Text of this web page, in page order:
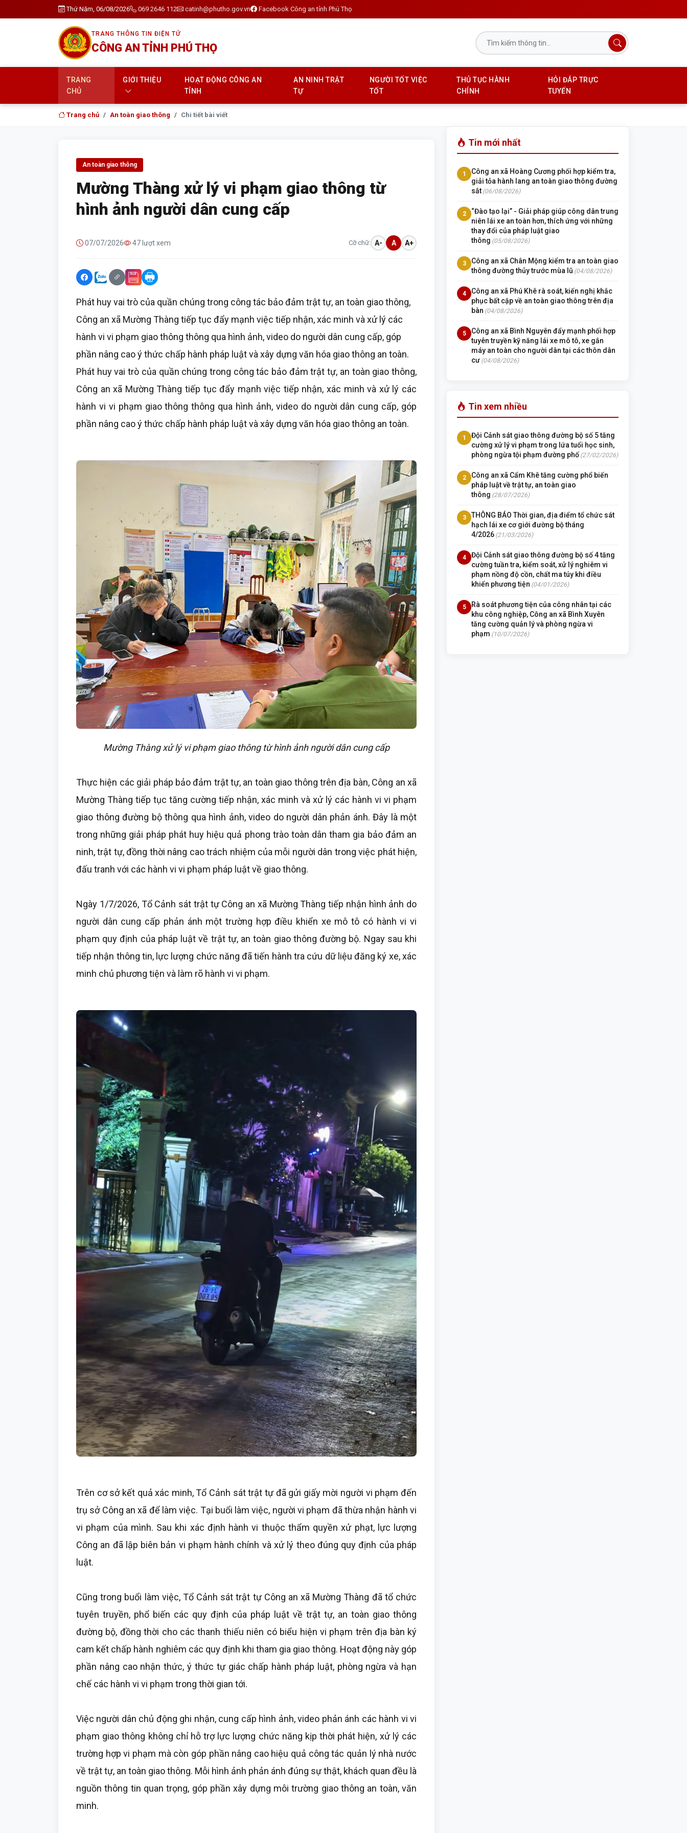
Thứ Năm, 06/08/2026 069 2646 112 catinh@phutho.gov.vn Facebook Công an tỉnh Phú Thọ
TRANG THÔNG TIN ĐIỆN TỬ
CÔNG AN TỈNH PHÚ THỌ
TRANG
CHỦ
GIỚI THIỆU
HOẠT ĐỘNG CÔNG AN
TỈNH
AN NINH TRẬT
TỰ
NGƯỜI TỐT VIỆC
TỐT
THỦ TỤC HÀNH
CHÍNH
HỎI ĐÁP TRỰC
TUYẾN
Trang chủ An toàn giao thông Chi tiết bài viết
An toàn giao thông
Mường Thàng xử lý vi phạm giao thông từ
hình ảnh người dân cung cấp
07/07/2026 47 lượt xem Cỡ chữ: A- A A+
Phát huy vai trò của quần chúng trong công tác bảo đảm trật tự, an toàn giao thông,
Công an xã Mường Thàng tiếp tục đẩy mạnh việc tiếp nhận, xác minh và xử lý các
hành vi vi phạm giao thông thông qua hình ảnh, video do người dân cung cấp, góp
phần nâng cao ý thức chấp hành pháp luật và xây dựng văn hóa giao thông an toàn.
Phát huy vai trò của quần chúng trong công tác bảo đảm trật tự, an toàn giao thông,
Công an xã Mường Thàng tiếp tục đẩy mạnh việc tiếp nhận, xác minh và xử lý các
hành vi vi phạm giao thông thông qua hình ảnh, video do người dân cung cấp, góp
phần nâng cao ý thức chấp hành pháp luật và xây dựng văn hóa giao thông an toàn.
Mường Thàng xử lý vi phạm giao thông từ hình ảnh người dân cung cấp
Thực hiện các giải pháp bảo đảm trật tự, an toàn giao thông trên địa bàn, Công an xã
Mường Thàng tiếp tục tăng cường tiếp nhận, xác minh và xử lý các hành vi vi phạm
giao thông đường bộ thông qua hình ảnh, video do người dân phản ánh. Đây là một
trong những giải pháp phát huy hiệu quả phong trào toàn dân tham gia bảo đảm an
ninh, trật tự, đồng thời nâng cao trách nhiệm của mỗi người dân trong việc phát hiện,
đấu tranh với các hành vi vi phạm pháp luật về giao thông.
Ngày 1/7/2026, Tổ Cảnh sát trật tự Công an xã Mường Thàng tiếp nhận hình ảnh do
người dân cung cấp phản ánh một trường hợp điều khiển xe mô tô có hành vi vi
phạm quy định của pháp luật về trật tự, an toàn giao thông đường bộ. Ngay sau khi
tiếp nhận thông tin, lực lượng chức năng đã tiến hành tra cứu dữ liệu đăng ký xe, xác
minh chủ phương tiện và làm rõ hành vi vi phạm.
Trên cơ sở kết quả xác minh, Tổ Cảnh sát trật tự đã gửi giấy mời người vi phạm đến
trụ sở Công an xã để làm việc. Tại buổi làm việc, người vi phạm đã thừa nhận hành vi
vi phạm của mình. Sau khi xác định hành vi thuộc thẩm quyền xử phạt, lực lượng
Công an đã lập biên bản vi phạm hành chính và xử lý theo đúng quy định của pháp
luật.
Cũng trong buổi làm việc, Tổ Cảnh sát trật tự Công an xã Mường Thàng đã tổ chức
tuyên truyền, phổ biến các quy định của pháp luật về trật tự, an toàn giao thông
đường bộ, đồng thời cho các thanh thiếu niên có biểu hiện vi phạm trên địa bàn ký
cam kết chấp hành nghiêm các quy định khi tham gia giao thông. Hoạt động này góp
phần nâng cao nhận thức, ý thức tự giác chấp hành pháp luật, phòng ngừa và hạn
chế các hành vi vi phạm trong thời gian tới.
Việc người dân chủ động ghi nhận, cung cấp hình ảnh, video phản ánh các hành vi vi
phạm giao thông không chỉ hỗ trợ lực lượng chức năng kịp thời phát hiện, xử lý các
trường hợp vi phạm mà còn góp phần nâng cao hiệu quả công tác quản lý nhà nước
về trật tự, an toàn giao thông. Mỗi hình ảnh phản ánh đúng sự thật, khách quan đều là
nguồn thông tin quan trọng, góp phần xây dựng môi trường giao thông an toàn, văn
minh.
Tin mới nhất
1
Công an xã Hoàng Cương phối hợp kiểm tra,
giải tỏa hành lang an toàn giao thông đường
sắt (06/08/2026)
2
“Đào tạo lại” - Giải pháp giúp công dân trung
niên lái xe an toàn hơn, thích ứng với những
thay đổi của pháp luật giao
thông (05/08/2026)
3
Công an xã Chân Mộng kiểm tra an toàn giao
thông đường thủy trước mùa lũ (04/08/2026)
4
Công an xã Phú Khê rà soát, kiến nghị khắc
phục bất cập về an toàn giao thông trên địa
bàn (04/08/2026)
5
Công an xã Bình Nguyên đẩy mạnh phối hợp
tuyên truyền kỹ năng lái xe mô tô, xe gắn
máy an toàn cho người dân tại các thôn dân
cư (04/08/2026)
Tin xem nhiều
1
Đội Cảnh sát giao thông đường bộ số 5 tăng
cường xử lý vi phạm trong lứa tuổi học sinh,
phòng ngừa tội phạm đường phố (27/02/2026)
2
Công an xã Cẩm Khê tăng cường phổ biến
pháp luật về trật tự, an toàn giao
thông (28/07/2026)
3
THÔNG BÁO Thời gian, địa điểm tổ chức sát
hạch lái xe cơ giới đường bộ tháng
4/2026 (21/03/2026)
4
Đội Cảnh sát giao thông đường bộ số 4 tăng
cường tuần tra, kiểm soát, xử lý nghiêm vi
phạm nồng độ cồn, chất ma túy khi điều
khiển phương tiện (04/01/2026)
5
Rà soát phương tiện của công nhân tại các
khu công nghiệp, Công an xã Bình Xuyên
tăng cường quản lý và phòng ngừa vi
phạm (10/07/2026)